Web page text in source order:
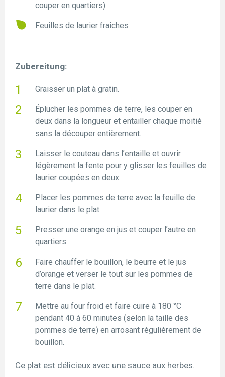
couper en quartiers)
Feuilles de laurier fraîches
Zubereitung:
Graisser un plat à gratin.
Éplucher les pommes de terre, les couper en
deux dans la longueur et entailler chaque moitié
sans la découper entièrement.
Laisser le couteau dans l’entaille et ouvrir
légèrement la fente pour y glisser les feuilles de
laurier coupées en deux.
Placer les pommes de terre avec la feuille de
laurier dans le plat.
Presser une orange en jus et couper l’autre en
quartiers.
Faire chauffer le bouillon, le beurre et le jus
d’orange et verser le tout sur les pommes de
terre dans le plat.
Mettre au four froid et faire cuire à 180 °C
pendant 40 à 60 minutes (selon la taille des
pommes de terre) en arrosant régulièrement de
bouillon.
Ce plat est délicieux avec une sauce aux herbes.